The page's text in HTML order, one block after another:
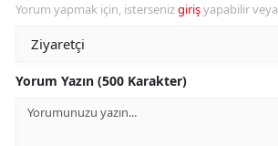
Yorum yapmak için, istersenizgirişyapabilir veya
Yorum Yazın (500 Karakter)